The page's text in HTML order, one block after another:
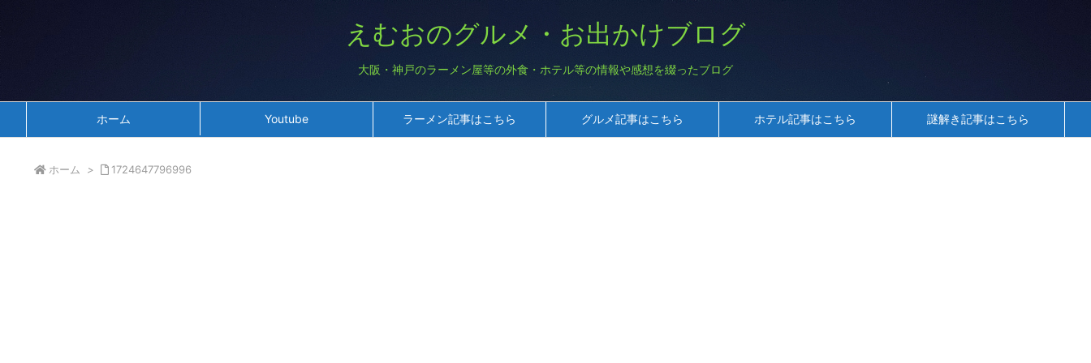
えむおのグルメ・お出かけブログ
大阪・神戸のラーメン屋等の外食・ホテル等の情報や感想を綴ったブログ
ホーム Youtube ラーメン記事はこちら グルメ記事はこちら ホテル記事はこちら 謎解き記事はこちら
ホーム > 1724647796996